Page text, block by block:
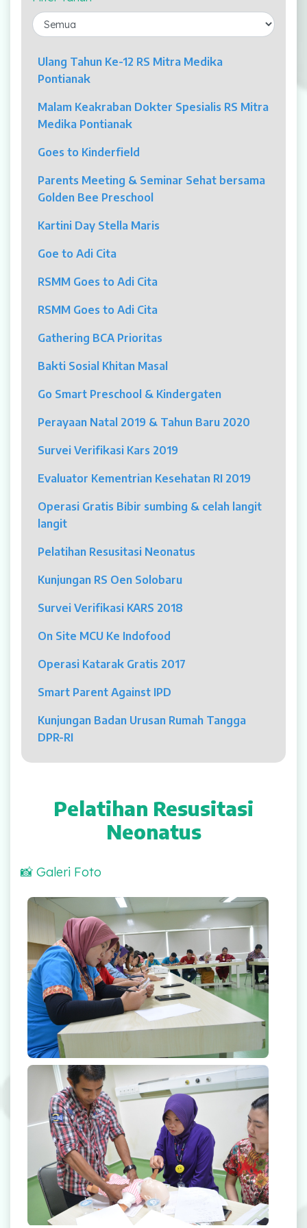
Laparaskopi
OCT
Eye Care
Multi Slice CT-Scan 128 Slices
Mamografi
Klinik Andrologi
Klinik Nyeri
Dokter
Jadwal Dokter
Sunday Clinic
Dokter Spesialis
Dokter Umum
Pelayanan
Rawat Jalan
Rawat Inap
Kamar Operasi
Rehabilitasi Medik
UGD
Laboratorium
Radiologi
Farmasi
Ambulans
Artikel
Promo
Video Edukasi Kesehatan
Majalah
Berita & Informasi Kesehatan
Kegiatan
Menu Lain-lain
Ulang Tahun Ke-12 RS Mitra Medika
Pontianak
Malam Keakraban Dokter Spesialis RS Mitra
Medika Pontianak
Goes to Kinderfield
Parents Meeting & Seminar Sehat bersama
Golden Bee Preschool
Kartini Day Stella Maris
Goe to Adi Cita
RSMM Goes to Adi Cita
RSMM Goes to Adi Cita
Gathering BCA Prioritas
Bakti Sosial Khitan Masal
Go Smart Preschool & Kindergaten
Perayaan Natal 2019 & Tahun Baru 2020
Survei Verifikasi Kars 2019
Evaluator Kementrian Kesehatan RI 2019
Operasi Gratis Bibir sumbing & celah langit
langit
Pelatihan Resusitasi Neonatus
Kunjungan RS Oen Solobaru
Survei Verifikasi KARS 2018
On Site MCU Ke Indofood
Operasi Katarak Gratis 2017
Smart Parent Against IPD
Kunjungan Badan Urusan Rumah Tangga
DPR-RI
Pelatihan Resusitasi
Neonatus
📸 Galeri Foto